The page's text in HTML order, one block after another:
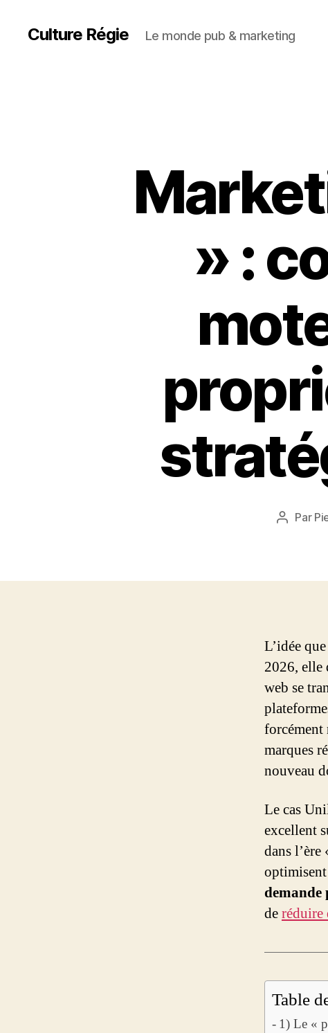
Culture Régie Le monde pub & marketing
» :
Auteur
Par
L’idée que
2026, elle
web se
forcément
marques
nouveau
Le cas
excellent
dans
deréduire
Table
1) Le «